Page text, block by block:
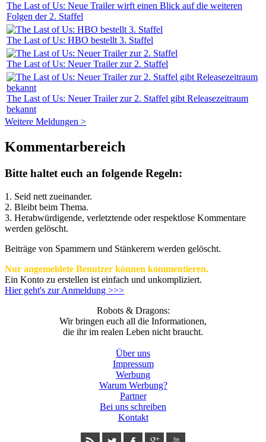
The Last of Us: Neue Trailer wirft einen Blick auf die weiteren
Folgen der 2. Staffel
The Last of Us: HBO bestellt 3. Staffel
The Last of Us: Neuer Trailer zur 2. Staffel
The Last of Us: Neuer Trailer zur 2. Staffel gibt Releasezeitraum
bekannt
Weitere Meldungen >
Kommentarbereich
Bitte haltet euch an folgende Regeln:
1. Seid nett zueinander.
2. Bleibt beim Thema.
3. Herabwürdigende, verletztende oder respektlose Kommentare
werden gelöscht.
Beiträge von Spammern und Stänkerern werden gelöscht.
Nur angemeldete Benutzer können kommentieren.
Ein Konto zu erstellen ist einfach und unkompliziert.
Hier geht's zur Anmeldung >>>
Robots & Dragons:
Wir bringen euch all die Informationen,
die ihr im realen Leben nicht braucht.
Über uns
Impressum
Werbung
Warum Werbung?
Partner
Bei uns schreiben
Kontakt